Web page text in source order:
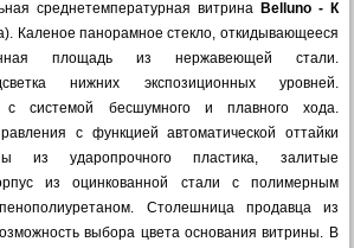
среднетемпературная витрина Belluno - К
Каленое панорамное стекло, откидывающееся
площадь из нержавеющей стали.
нижних экспозиционных уровней.
системой бесшумного и плавного хода.
с функцией автоматической оттайки
из ударопрочного пластика, залитые
из оцинкованной стали с полимерным
Столешница продавца из
выбора цвета основания витрины. В